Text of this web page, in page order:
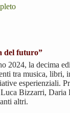
del futuro”
2024, la decima
tra musica, libri,
esperienziali.
Bizzarri, Daria
altri.